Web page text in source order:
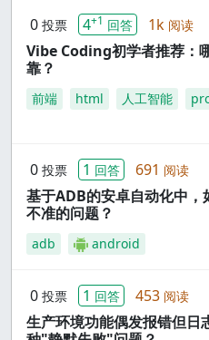
0 投票 4+1 回答 1k 阅读
Vibe Coding初学者推荐：
靠？
前端 html 人工智能
0 投票 1 回答 691 阅读
基于ADB的安卓自动化中
不准的问题？
adb android
0 投票 1 回答 453 阅读
生产环境功能偶发报错但日